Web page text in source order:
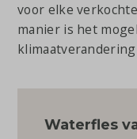
voor elke
manier is het
Waterfles